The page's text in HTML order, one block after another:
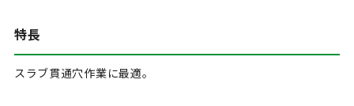
特長
スラブ貫通穴作業に最適。